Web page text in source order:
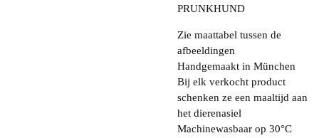
PRUNKHUND
Zie maattabel tussen de
afbeeldingen
Handgemaakt in München
Bij elk verkocht product
schenken ze een maaltijd aan
het dierenasiel
Machinewasbaar op 30°C